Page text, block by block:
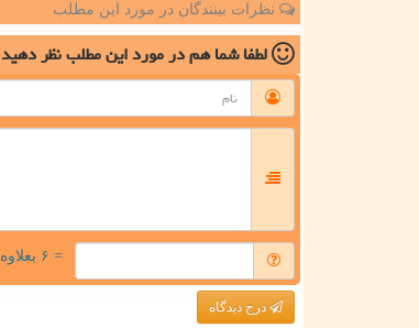
نظرات بینندگان در مورد این مطلب
لطفا شما همدر مورد این مطلبنظر دهید
= ۶ بعلاوه ۳
درج دیدگاه